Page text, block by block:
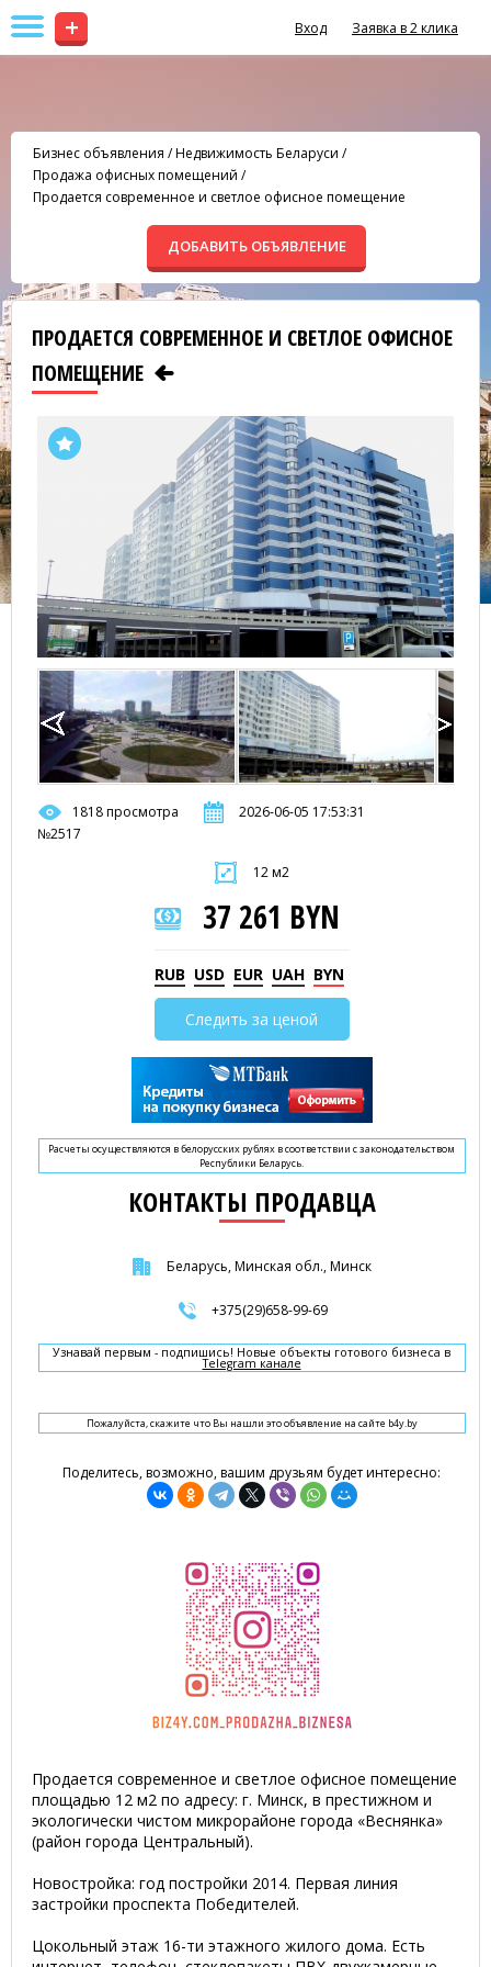
+ Вход Заявка в 2 клика
Бизнес объявления /Недвижимость Беларуси /
Продажа офисных помещений /
Продается современное и светлое офисное помещение
ДОБАВИТЬ ОБЪЯВЛЕНИЕ
ПРОДАЕТСЯ СОВРЕМЕННОЕ И СВЕТЛОЕ ОФИСНОЕ
ПОМЕЩЕНИЕ
1818 просмотра
2026-06-05 17:53:31
№2517
12 м2
37 261 BYN
RUB USD EUR UAH BYN
Следить за ценой
Расчеты осуществляются в белорусских рублях в соответствии с законодательством
Республики Беларусь.
КОНТАКТЫ ПРОДАВЦА
Беларусь, Минская обл., Минск
+375(29)658-99-69
Узнавай первым - подпишись! Новые объекты готового бизнеса в
Telegram канале
Пожалуйста, скажите что Вы нашли это объявление на сайте b4y.by
Поделитесь, возможно, вашим друзьям будет интересно:
Продается современное и светлое офисное помещение
площадью 12 м2 по адресу: г. Минск, в престижном и
экологически чистом микрорайоне города «Веснянка»
(район города Центральный).
Новостройка: год постройки 2014. Первая линия
застройки проспекта Победителей.
Цокольный этаж 16-ти этажного жилого дома. Есть